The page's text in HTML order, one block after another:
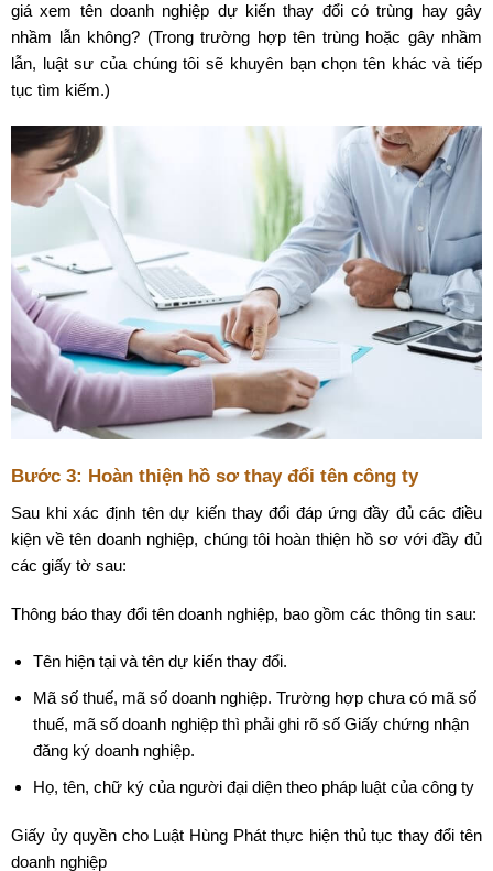
giá xem tên doanh nghiệp dự kiến ​​thay đổi có trùng hay gây
nhầm lẫn không? (Trong trường hợp tên trùng hoặc gây nhầm
lẫn, luật sư của chúng tôi sẽ khuyên bạn chọn tên khác và tiếp
tục tìm kiếm.)
Bước 3: Hoàn thiện hồ sơ thay đổi tên công ty
Sau khi xác định tên dự kiến ​​thay đổi đáp ứng đầy đủ các điều
kiện về tên doanh nghiệp, chúng tôi hoàn thiện hồ sơ với đầy đủ
các giấy tờ sau:
Thông báo thay đổi tên doanh nghiệp, bao gồm các thông tin sau:
Tên hiện tại và tên dự kiến ​​thay đổi.
Mã số thuế, mã số doanh nghiệp. Trường hợp chưa có mã số
thuế, mã số doanh nghiệp thì phải ghi rõ số Giấy chứng nhận
đăng ký doanh nghiệp.
Họ, tên, chữ ký của người đại diện theo pháp luật của công ty
Giấy ủy quyền cho Luật Hùng Phát thực hiện thủ tục thay đổi tên
doanh nghiệp